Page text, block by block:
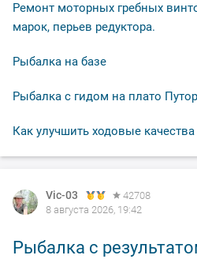
Ремонт моторных гребных
марок, перьев редуктора.
Рыбалка на базе
Рыбалка с гидом на плато
Как улучшить ходовые
Vic-03
42708
8 августа 2026, 19:42
Рыбалка с